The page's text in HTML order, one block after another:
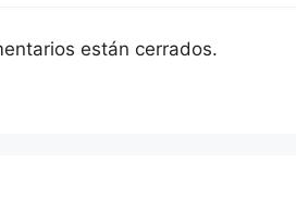
están cerrados.